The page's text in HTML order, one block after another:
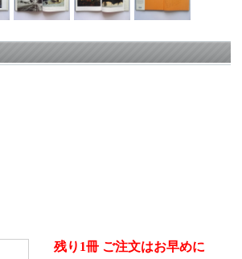
残り1冊 ご注文はお早めに